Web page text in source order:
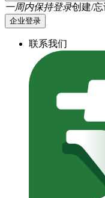
一周内保持登录创建/
企业登录
联系我们